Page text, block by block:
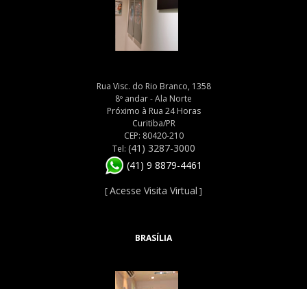
Rua Visc. do Rio Branco, 1358
8º andar - Ala Norte
Próximo à Rua 24 Horas
Curitiba/PR
CEP: 80420-210
Tel: (41) 3287-3000
(41) 9 8879-4461
[Acesse Visita Virtual ]
BRASÍLIA